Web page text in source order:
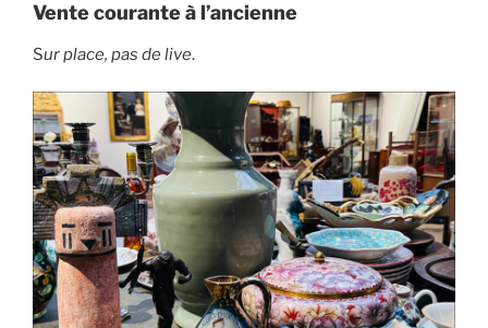
Vente courante à l’ancienne
Sur place, pas de live.